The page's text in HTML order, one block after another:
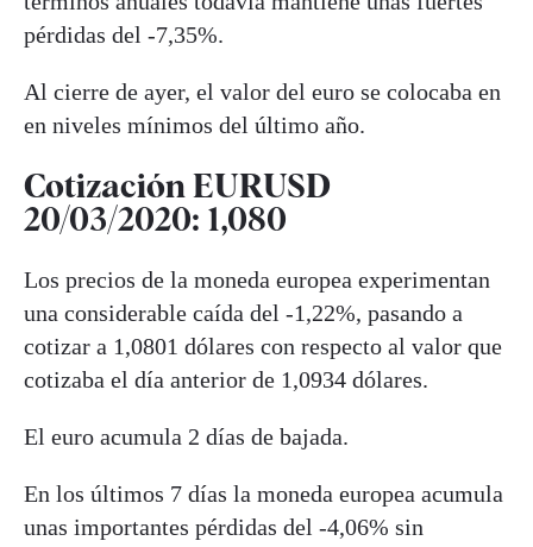
pérdidas del -7,35%.
Al cierre de ayer, el valor del euro se colocaba en
en niveles mínimos del último año.
Cotización EURUSD
20/03/2020: 1,080
Los precios de la moneda europea experimentan
una considerable caída del -1,22%, pasando a
cotizar a 1,0801 dólares con respecto al valor que
cotizaba el día anterior de 1,0934 dólares.
El euro acumula 2 días de bajada.
En los últimos 7 días la moneda europea acumula
unas importantes pérdidas del -4,06% sin